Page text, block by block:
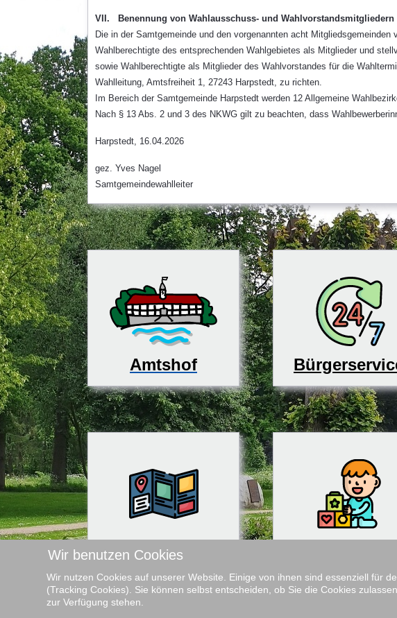
VII. Benennung von Wahlausschuss- und Wahlvorstandsmitgliedern
Die in der Samtgemeinde und den vorgenannten acht
Wahlberechtigte des entsprechenden Wahlgebietes als Mitglieder und
sowie Wahlberechtigte als Mitglieder des Wahlvorstandes für die
Wahlleitung, Amtsfreiheit 1, 27243 Harpstedt, zu richten.
Im Bereich der Samtgemeinde Harpstedt werden 12 Allgemeine
Nach § 13 Abs. 2 und 3 des NKWG gilt zu beachten, dass
Harpstedt, 16.04.2026
gez. Yves Nagel
Samtgemeindewahlleiter
Amtshof
Tourismus
Wir benutzen Cookies
Wir nutzen Cookies auf unserer Website. Einige von ihnen sind essenziell für
(Tracking Cookies). Sie können selbst entscheiden, ob Sie die Cookies
zur Verfügung stehen.